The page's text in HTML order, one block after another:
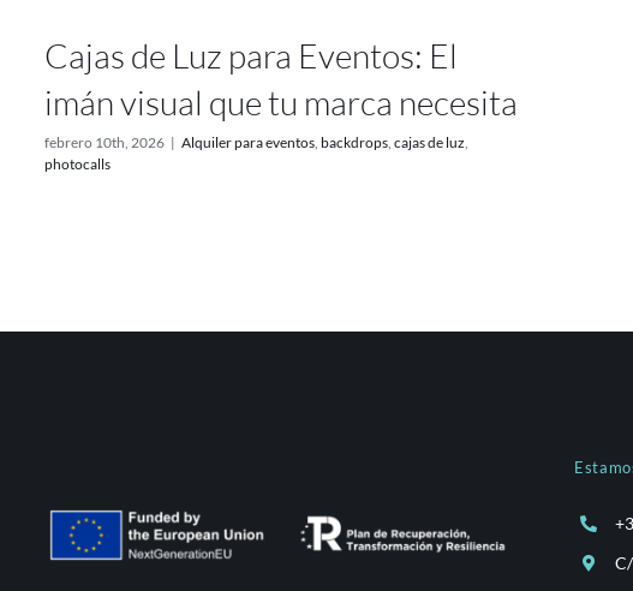
Cajas de Luz para Eventos: El
imán visual que tu marca necesita
febrero 10th, 2026 | Alquiler para eventos, backdrops, cajas de luz,
photocalls